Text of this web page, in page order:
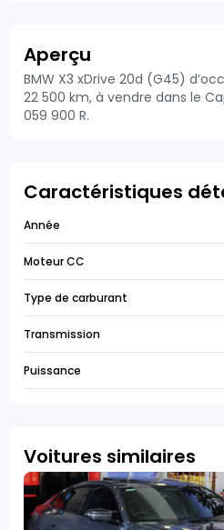
Aperçu
BMW X3 xDrive 20d (G45)
22 500 km, à vendre dans le
059 900 R.
Caractéristiques
Année
Moteur CC
Type de carburant
Transmission
Puissance
Voitures similaires